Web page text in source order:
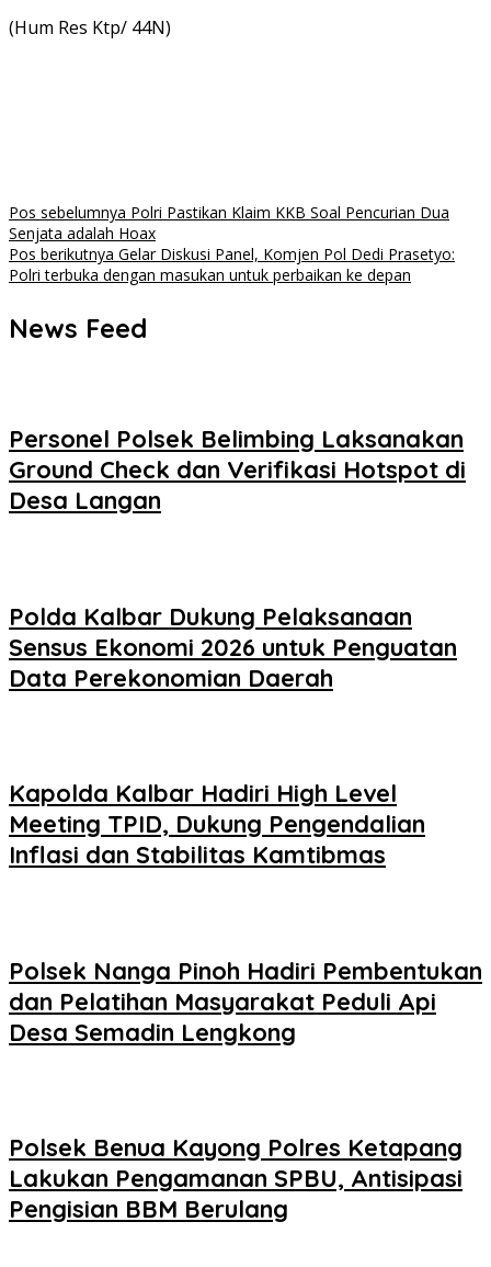
(Hum Res Ktp/ 44N)
Navigasi
pos
Pos sebelumnya Polri Pastikan Klaim KKB Soal Pencurian Dua
Senjata adalah Hoax
Pos berikutnya Gelar Diskusi Panel, Komjen Pol Dedi Prasetyo:
Polri terbuka dengan masukan untuk perbaikan ke depan
News Feed
Personel Polsek Belimbing Laksanakan
Ground Check dan Verifikasi Hotspot di
Desa Langan
Polda Kalbar Dukung Pelaksanaan
Sensus Ekonomi 2026 untuk Penguatan
Data Perekonomian Daerah
Kapolda Kalbar Hadiri High Level
Meeting TPID, Dukung Pengendalian
Inflasi dan Stabilitas Kamtibmas
Polsek Nanga Pinoh Hadiri Pembentukan
dan Pelatihan Masyarakat Peduli Api
Desa Semadin Lengkong
Polsek Benua Kayong Polres Ketapang
Lakukan Pengamanan SPBU, Antisipasi
Pengisian BBM Berulang